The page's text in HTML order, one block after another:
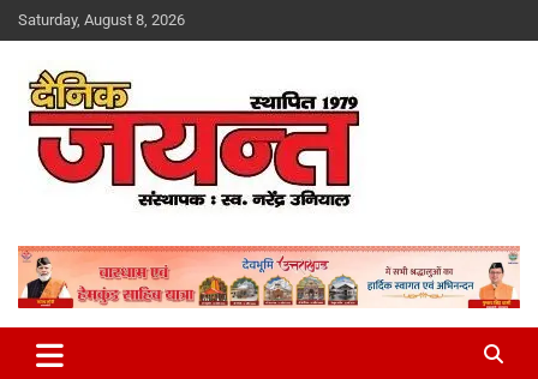
Skip
to
Saturday, August 8, 2026
Dainik Jayant